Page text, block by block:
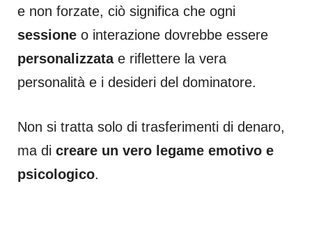
e non forzate, ciò significa che ogni
sessione o interazione dovrebbe essere
personalizzatae riflettere la vera
personalità e i desideri del dominatore.
Non si tratta solo di trasferimenti di denaro,
ma di creare un vero legame emotivo e
psicologico.